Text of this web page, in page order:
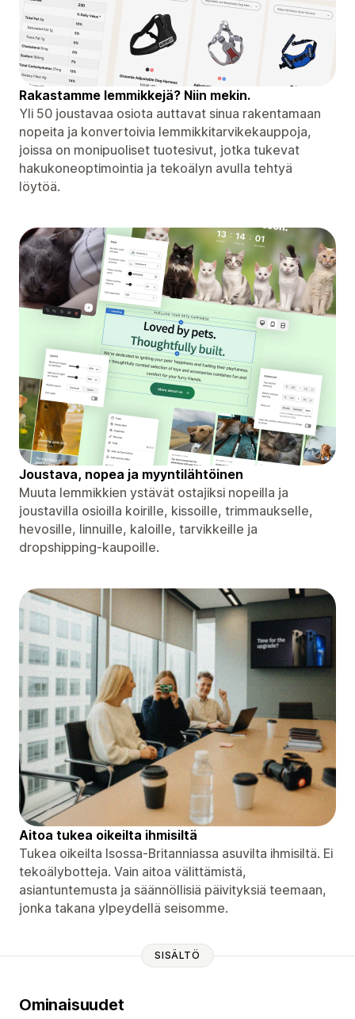
Rakastamme lemmikkejä? Niin mekin.
Yli 50 joustavaa osiota auttavat sinua rakentamaan
nopeita ja konvertoivia lemmikkitarvikekauppoja,
joissa on monipuoliset tuotesivut, jotka tukevat
hakukoneoptimointia ja tekoälyn avulla tehtyä
löytöä.
Joustava, nopea ja myyntilähtöinen
Muuta lemmikkien ystävät ostajiksi nopeilla ja
joustavilla osioilla koirille, kissoille, trimmaukselle,
hevosille, linnuille, kaloille, tarvikkeille ja
dropshipping-kaupoille.
Aitoa tukea oikeilta ihmisiltä
Tukea oikeilta Isossa-Britanniassa asuvilta ihmisiltä. Ei
tekoälybotteja. Vain aitoa välittämistä,
asiantuntemusta ja säännöllisiä päivityksiä teemaan,
jonka takana ylpeydellä seisomme.
SISÄLTÖ
Ominaisuudet